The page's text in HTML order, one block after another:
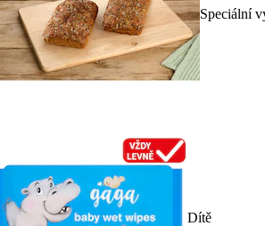
Speciální
Dítě